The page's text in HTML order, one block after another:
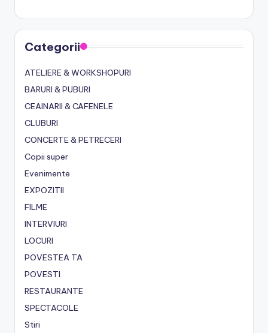
Categorii
ATELIERE & WORKSHOPURI
BARURI & PUBURI
CEAINARII & CAFENELE
CLUBURI
CONCERTE & PETRECERI
Copii super
Evenimente
EXPOZITII
FILME
INTERVIURI
LOCURI
POVESTEA TA
POVESTI
RESTAURANTE
SPECTACOLE
Stiri